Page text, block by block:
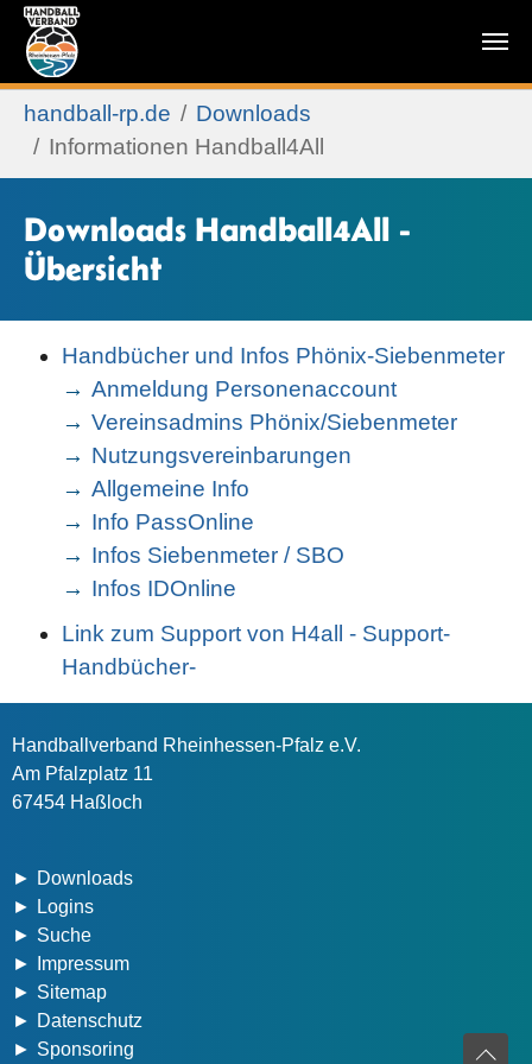
Zum Hauptinhalt springen
Sie sind hier:
handball-rp.de
Downloads
Informationen Handball4All
Downloads Handball4All -
Übersicht
Handbücher und Infos Phönix-Siebenmeter
Anmeldung Personenaccount
Vereinsadmins Phönix/Siebenmeter
Nutzungsvereinbarungen
Allgemeine Info
Info PassOnline
Infos Siebenmeter / SBO
Infos IDOnline
Link zum Support von H4all - Support-
Handbücher-
Handballverband Rheinhessen-Pfalz e.V.
Am Pfalzplatz 11
67454 Haßloch
Downloads
Logins
Suche
Impressum
Sitemap
Datenschutz
Sponsoring